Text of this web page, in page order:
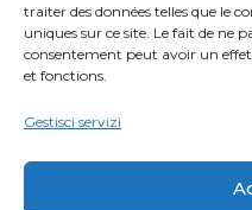
traiter des données telles que le
uniques sur ce site. Le fait de ne
consentement peut avoir un
et fonctions.
Gestisci servizi
Nuova funzionalità del
9 Ottobre 2024
Politique de confidentialité
Mentions légales